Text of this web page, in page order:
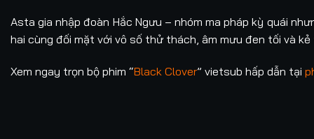
Tập 101 Tập 102 Tập 103 Tập 104
Asta gia nhập đoàn Hắc Ngưu – nhóm ma pháp kỳ quái
hai cùng đối mặt với vô số thử thách, âm mưu đen tối và
Xem ngay trọn bộ phim “Black Clover” vietsub hấp dẫn tại